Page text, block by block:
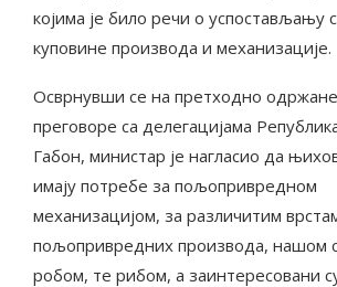
којима је било речи о успостављању
куповине производа и механизације.
Осврнувши се на претходно одржане
преговоре са делегацијама
Габон, министар је нагласио да
имају потребе за пољопривредном
механизацијом, за различитим
пољопривредних производа, нашом
робом, те рибом, а заинтересовани